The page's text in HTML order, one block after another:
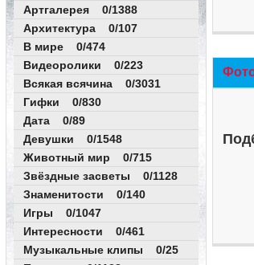
Артгалерея 0/1388
Архитектура 0/107
В мире 0/474
Видеоролики 0/223
Всякая всячина 0/3031
Гифки 0/830
Дата 0/89
Девушки 0/1548
Животный мир 0/715
Звёздные засветы 0/1128
Знаменитости 0/140
Игры 0/1047
Интересности 0/461
Музыкальные клипы 0/25